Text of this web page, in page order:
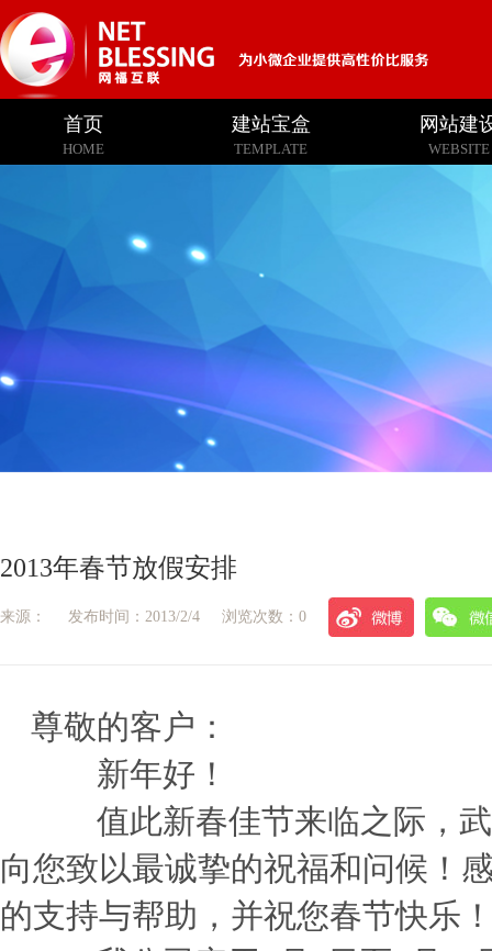
首页
HOME
建站宝盒
TEMPLATE
网站建
WEBSITE
2013年春节放假安排
来源： 发布时间：2013/2/4 浏览次数：0
尊敬的客户：
新年好！
值此新春佳节来临之际，武
向您致以最诚挚的祝福和问候！
的支持与帮助，并祝您春节快乐